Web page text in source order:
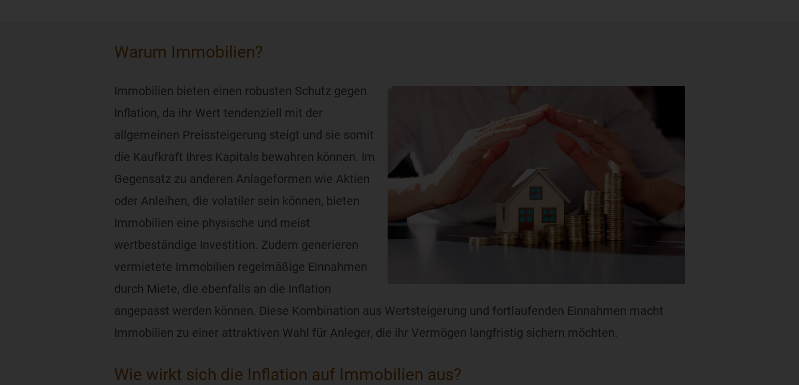
Warum Immobilien?
Immobilien bieten einen robusten Schutz gegen
Inflation, da ihr Wert tendenziell mit der
allgemeinen Preissteigerung steigt und sie somit
die Kaufkraft Ihres Kapitals bewahren können. Im
Gegensatz zu anderen Anlageformen wie Aktien
oder Anleihen, die volatiler sein können, bieten
Immobilien eine physische und meist
wertbeständige Investition. Zudem generieren
vermietete Immobilien regelmäßige Einnahmen
durch Miete, die ebenfalls an die Inflation
angepasst werden können. Diese Kombination aus Wertsteigerung und fortlaufenden Einnahmen macht
Immobilien zu einer attraktiven Wahl für Anleger, die ihr Vermögen langfristig sichern möchten.
Wie wirkt sich die Inflation auf Immobilien aus?